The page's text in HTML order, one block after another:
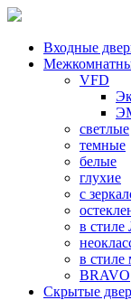
Входные
VFD
светлые
темные
белые
глухие
с
в стиле
в стиле
BRAVO
Скрытые